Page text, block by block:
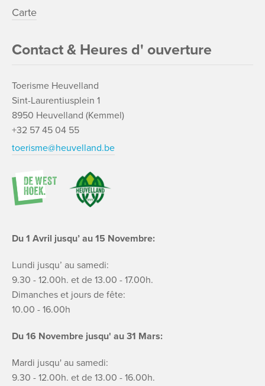
Carte
Contact & Heures d' ouverture
Toerisme Heuvelland
Sint-Laurentiusplein 1
8950 Heuvelland (Kemmel)
+32 57 45 04 55
toerisme@heuvelland.be
Du 1 Avril jusqu’ au 15 Novembre:
Lundi jusqu’ au samedi:
9.30 - 12.00h. et de 13.00 - 17.00h.
Dimanches et jours de fête:
10.00 - 16.00h
Du 16 Novembre jusqu' au 31 Mars:
Mardi jusqu' au samedi:
9.30 - 12.00h. et de 13.00 - 16.00h.